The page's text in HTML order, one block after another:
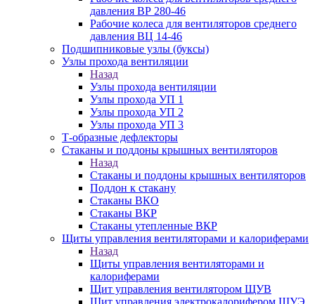
давления ВР 280-46
Рабочие колеса для вентиляторов среднего
давления ВЦ 14-46
Подшипниковые узлы (буксы)
Узлы прохода вентиляции
Назад
Узлы прохода вентиляции
Узлы прохода УП 1
Узлы прохода УП 2
Узлы прохода УП 3
Т-образные дефлекторы
Стаканы и поддоны крышных вентиляторов
Назад
Стаканы и поддоны крышных вентиляторов
Поддон к стакану
Стаканы ВКО
Стаканы ВКР
Стаканы утепленные ВКР
Щиты управления вентиляторами и калориферами
Назад
Щиты управления вентиляторами и
калориферами
Щит управления вентилятором ЩУВ
Щит управления электрокалорифером ЩУЭ